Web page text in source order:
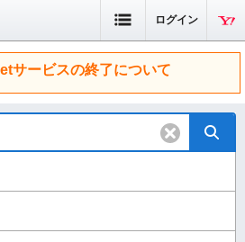
ログイン
サービスの終了について